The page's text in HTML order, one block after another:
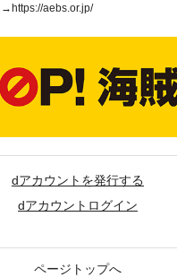
→https://aebs.or.jp/
dアカウントを発行する
dアカウントログイン
ページトップへ